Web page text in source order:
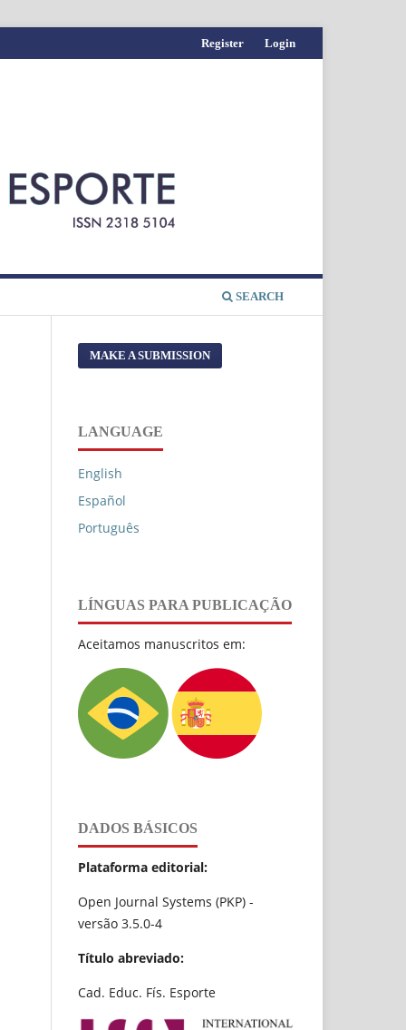
SEARCH
Register Login
MAKE A SUBMISSION
LANGUAGE
English
Español
Português
LÍNGUAS PARA PUBLICAÇÃO
Aceitamos manuscritos em:
DADOS BÁSICOS
Plataforma editorial:
Open Journal Systems (PKP) -
versão 3.5.0-4
Título abreviado:
Cad. Educ. Fís. Esporte